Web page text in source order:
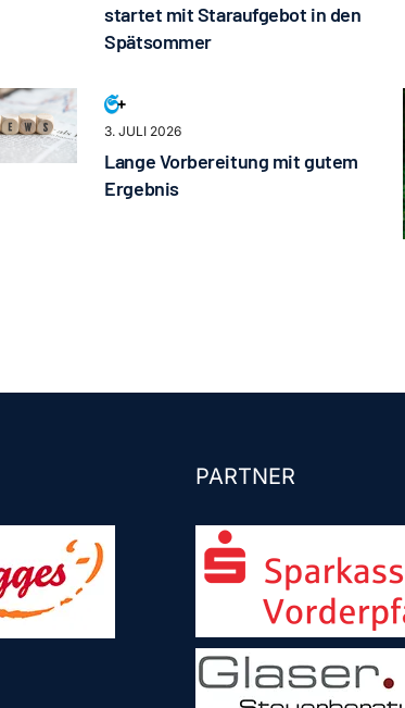
startet mit Staraufgebot in den
Spätsommer
3. JULI 2026
Lange Vorbereitung mit gutem
Ergebnis
PARTNER